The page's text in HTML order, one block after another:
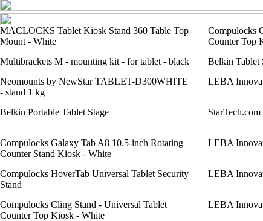
MACLOCKS Tablet Kiosk Stand 360 Table Top
Mount - White
Compulocks
Counter Top
Multibrackets M - mounting kit - for tablet - black
Belkin Tablet
Neomounts by NewStar TABLET-D300WHITE
- stand 1 kg
LEBA
Belkin Portable Tablet Stage
Compulocks Galaxy Tab A8 10.5-inch Rotating
Counter Stand Kiosk - White
LEBA
Compulocks HoverTab Universal Tablet Security
Stand
LEBA
Compulocks Cling Stand - Universal Tablet
Counter Top Kiosk - White
LEBA